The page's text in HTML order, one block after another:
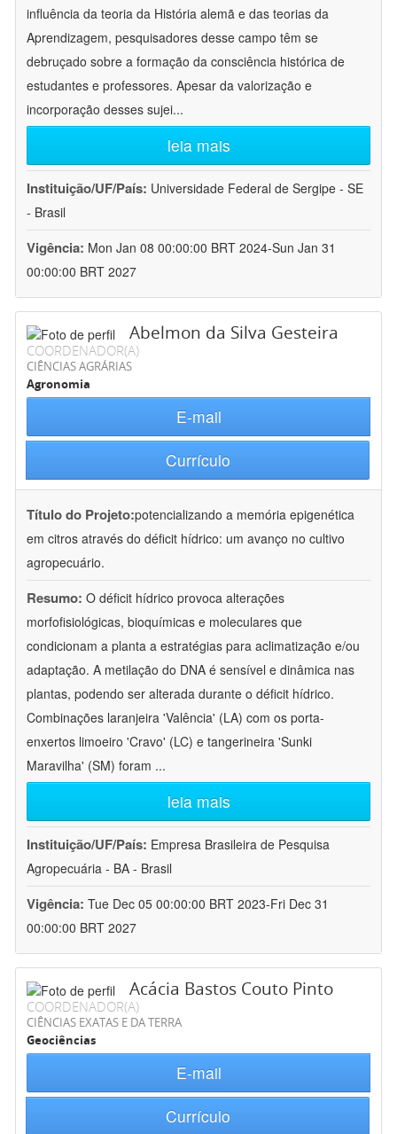
influência da teoria da História alemã e das teorias da
Aprendizagem, pesquisadores desse campo têm se
debruçado sobre a formação da consciência histórica de
estudantes e professores. Apesar da valorização e
incorporação desses sujei...
leia mais
Instituição/UF/País: Universidade Federal de Sergipe - SE
- Brasil
Vigência: Mon Jan 08 00:00:00 BRT 2024-Sun Jan 31
00:00:00 BRT 2027
Abelmon da Silva Gesteira
COORDENADOR(A)
CIÊNCIAS AGRÁRIAS
Agronomia
E-mail
Currículo
Título do Projeto:potencializando a memória epigenética
em citros através do déficit hídrico: um avanço no cultivo
agropecuário.
Resumo: O déficit hídrico provoca alterações
morfofisiológicas, bioquímicas e moleculares que
condicionam a planta a estratégias para aclimatização e/ou
adaptação. A metilação do DNA é sensível e dinâmica nas
plantas, podendo ser alterada durante o déficit hídrico.
Combinações laranjeira 'Valência' (LA) com os porta-
enxertos limoeiro 'Cravo' (LC) e tangerineira 'Sunki
Maravilha' (SM) foram ...
leia mais
Instituição/UF/País: Empresa Brasileira de Pesquisa
Agropecuária - BA - Brasil
Vigência: Tue Dec 05 00:00:00 BRT 2023-Fri Dec 31
00:00:00 BRT 2027
Acácia Bastos Couto Pinto
COORDENADOR(A)
CIÊNCIAS EXATAS E DA TERRA
Geociências
E-mail
Currículo